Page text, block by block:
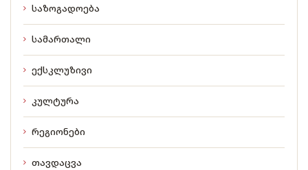
საზოგადოება
სამართალი
ექსკლუზივი
კულტურა
რეგიონები
თავდაცვა